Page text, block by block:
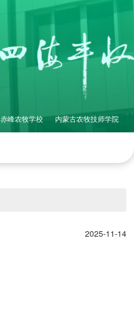
赤峰农牧学校 内蒙古农牧技师学院
2025-11-14